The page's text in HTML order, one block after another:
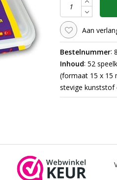
Aan
Bestelnummer:
Inhoud: 52
(formaat 15 x 15
stevige kunststof